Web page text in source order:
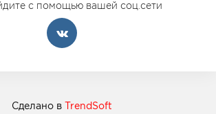
с помощью вашей соц.сети
Сделано в TrendSoft